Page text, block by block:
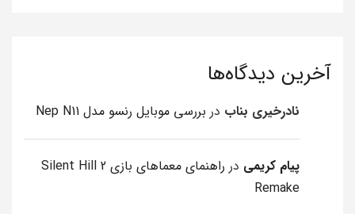
آخرین دیدگاه‌ها
نادرخیری بناب در بررسی موبایل رنسو مدل Nep N11
پیام کریمی در
راهنمای معماهای بازی Silent Hill 2
Remake